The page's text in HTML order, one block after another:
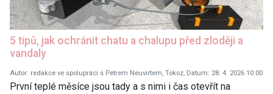
5 tipů, jak ochránit chatu a chalupu před zloději a
vandaly
Autor: redakce ve spolupráci s Petrem Neuvirtem, Tokoz, Datum: 28. 4. 2026 10:00
První teplé měsíce jsou tady a s nimi i čas otevřít na